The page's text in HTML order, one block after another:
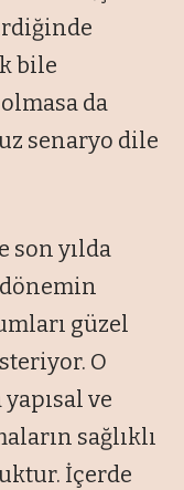
bile
da
senaryo dile
son yılda
güzel
O
ve
sağlıklı
İçerde